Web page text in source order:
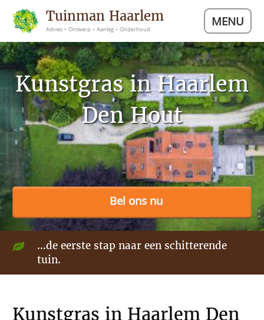
Tuinman Haarlem
Advies • Ontwerp • Aanleg • Onderhoud MENU
Kunstgras in Haarlem
Den Hout
Bel ons nu
...de eerste stap naar een schitterende
tuin.
Kunstgras in Haarlem Den